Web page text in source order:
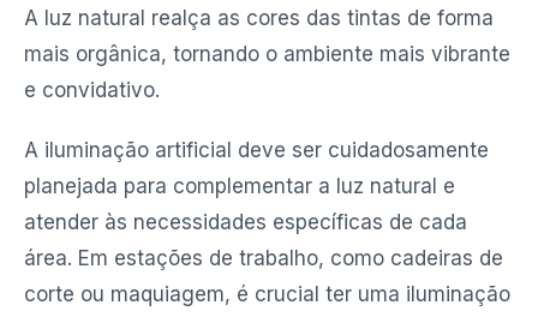
A luz natural realça as cores das tintas de forma
mais orgânica, tornando o ambiente mais vibrante
e convidativo.
A iluminação artificial deve ser cuidadosamente
planejada para complementar a luz natural e
atender às necessidades específicas de cada
área. Em estações de trabalho, como cadeiras de
corte ou maquiagem, é crucial ter uma iluminação